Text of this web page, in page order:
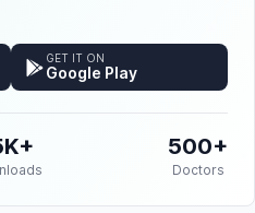
GET IT ON
Google Play
500+
Doctors